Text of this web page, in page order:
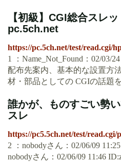
【初級】CGI総合スレ
pc.5ch.net
https://pc.5ch.net/test/read.cgi/
1 ：Name_Not_Found：02/03/
配布先案内、基本的な設置方
材・部品としての CGIの話題
誰かが、ものすごい勢
スレ
https://pc5.5ch.net/test/read.cgi/
2 ：nobodyさん：02/06/09
nobodyさん：02/06/09 11:46